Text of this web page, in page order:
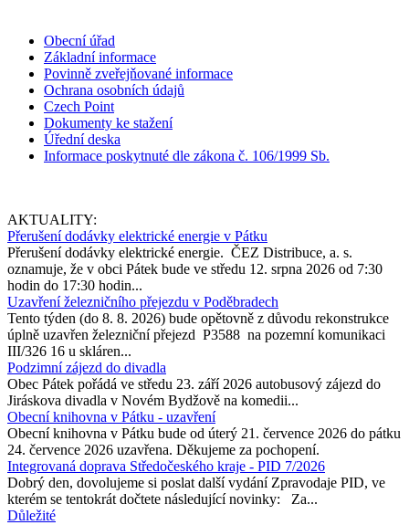
Obecní úřad
Základní informace
Povinně zveřejňované informace
Ochrana osobních údajů
Czech Point
Dokumenty ke stažení
Úřední deska
Informace poskytnuté dle zákona č. 106/1999 Sb.
AKTUALITY:
Přerušení dodávky elektrické energie v Pátku
Přerušení dodávky elektrické energie. ČEZ Distribuce, a. s.
oznamuje, že v obci Pátek bude ve středu 12. srpna 2026 od 7:30
hodin do 17:30 hodin...
Uzavření železničního přejezdu v Poděbradech
Tento týden (do 8. 8. 2026) bude opětovně z důvodu rekonstrukce
úplně uzavřen železniční přejezd P3588 na pozemní komunikaci
III/326 16 u skláren...
Podzimní zájezd do divadla
Obec Pátek pořádá ve středu 23. září 2026 autobusový zájezd do
Jiráskova divadla v Novém Bydžově na komedii...
Obecní knihovna v Pátku - uzavření
Obecní knihovna v Pátku bude od úterý 21. července 2026 do pátku
24. července 2026 uzavřena. Děkujeme za pochopení.
Integrovaná doprava Středočeského kraje - PID 7/2026
Dobrý den, dovolujeme si poslat další vydání Zpravodaje PID, ve
kterém se tentokrát dočtete následující novinky: Za...
Důležité